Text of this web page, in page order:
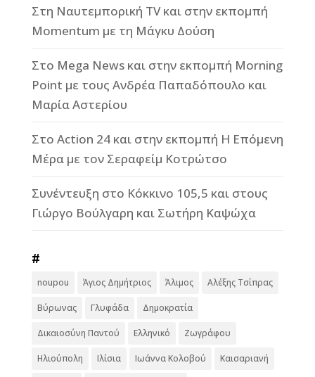
Στη Ναυτεμπορική TV και στην εκπομπή
Momentum με τη Μάγκυ Δούση
Στο Mega News και στην εκπομπή Morning
Point με τους Ανδρέα Παπαδόπουλο και
Μαρία Αστερίου
Στο Action 24 και στην εκπομπή Η Επόμενη
Μέρα με τον Σεραφείμ Κοτρώτσο
Συνέντευξη στο Κόκκινο 105,5 και στους
Γιώργο Βούλγαρη και Σωτήρη Καψώχα
#
noupou Άγιος Δημήτριος Άλιμος Αλέξης Τσίπρας
Βύρωνας Γλυφάδα Δημοκρατία
Δικαιοσύνη Παντού Ελληνικό Ζωγράφου
Ηλιούπολη Ιλίσια Ιωάννα Κολοβού Καισαριανή